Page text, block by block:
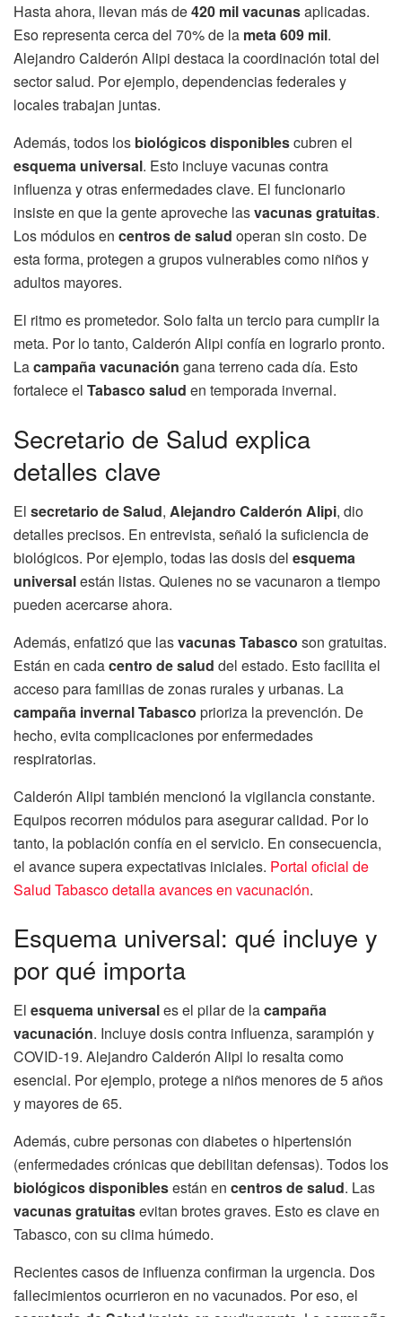
Hasta ahora, llevan más de420 mil vacunasaplicadas.
Eso representa cerca del 70% de la meta 609 mil.
Alejandro Calderón Alipi destaca la coordinación total del
sector salud. Por ejemplo, dependencias federales y
locales trabajan juntas.
Además, todos los biológicos disponiblescubren el
esquema universal. Esto incluye vacunas contra
influenza y otras enfermedades clave. El funcionario
insiste en que la gente aproveche lasvacunas gratuitas.
Los módulos en centros de salud operan sin costo. De
esta forma, protegen a grupos vulnerables como niños y
adultos mayores.
El ritmo es prometedor. Solo falta un tercio para cumplir la
meta. Por lo tanto, Calderón Alipi confía en lograrlo pronto.
Lacampaña vacunación gana terreno cada día. Esto
fortalece el Tabasco salud en temporada invernal.
Secretario de Salud explica
detalles clave
El secretario de Salud, Alejandro Calderón Alipi, dio
detalles precisos. En entrevista, señaló la suficiencia de
biológicos. Por ejemplo, todas las dosis del esquema
universalestán listas. Quienes no se vacunaron a tiempo
pueden acercarse ahora.
Además, enfatizó que lasvacunas Tabasco son gratuitas.
Están en cadacentro de salud del estado. Esto facilita el
acceso para familias de zonas rurales y urbanas. La
campaña invernal Tabasco prioriza la prevención. De
hecho, evita complicaciones por enfermedades
respiratorias.
Calderón Alipi también mencionó la vigilancia constante.
Equipos recorren módulos para asegurar calidad. Por lo
tanto, la población confía en el servicio. En consecuencia,
el avance supera expectativas iniciales. Portal oficial de
Salud Tabasco detalla avances en vacunación.
Esquema universal: qué incluye y
por qué importa
El esquema universales el pilar de lacampaña
vacunación. Incluye dosis contra influenza, sarampión y
COVID-19. Alejandro Calderón Alipi lo resalta como
esencial. Por ejemplo, protege a niños menores de 5 años
y mayores de 65.
Además, cubre personas con diabetes o hipertensión
(enfermedades crónicas que debilitan defensas). Todos los
biológicos disponiblesestán en centros de salud. Las
vacunas gratuitasevitan brotes graves. Esto es clave en
Tabasco, con su clima húmedo.
Recientes casos de influenza confirman la urgencia. Dos
fallecimientos ocurrieron en no vacunados. Por eso, el